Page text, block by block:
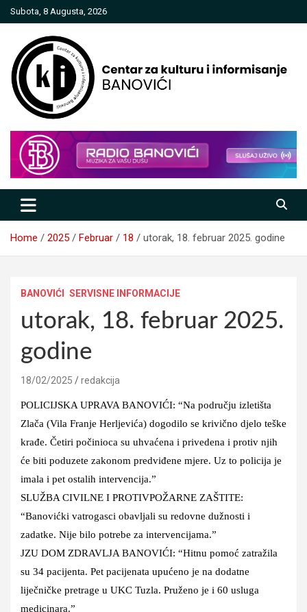
Skip
to
Subota, 8 Augusta, 2026
Centar za kulturu i informisanje
Banovići
Home 2025 Februar 18 utorak, 18. februar 2025. godine
BANOVIĆI SERVISNE INFORMACIJE
utorak, 18. februar 2025.
godine
18/02/2025 redakcija
POLICIJSKA UPRAVA BANOVIĆI: “Na području izletišta
Zlača (Vila Franje Herljevića) dogodilo se krivično djelo teške
krađe. Četiri počinioca su uhvaćena i privedena i protiv njih
će biti poduzete zakonom predviđene mjere. Uz to policija je
imala i pet ostalih intervencija.”
SLUŽBA CIVILNE I PROTIVPOŽARNE ZAŠTITE:
“Banovićki vatrogasci obavljali su redovne dužnosti i
zadatke. Nije bilo potrebe za intervencijama.”
JZU DOM ZDRAVLJA BANOVIĆI: “Hitnu pomoć zatražila
su 34 pacijenta. Pet pacijenata upućeno je na dodatne
liječničke pretrage u UKC Tuzla. Pruženo je i 60 usluga
medicinara.”